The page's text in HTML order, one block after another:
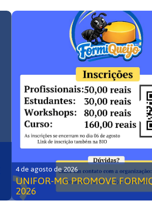
4 de agosto de 2026
UNIFOR-MG PROMOVE
2026